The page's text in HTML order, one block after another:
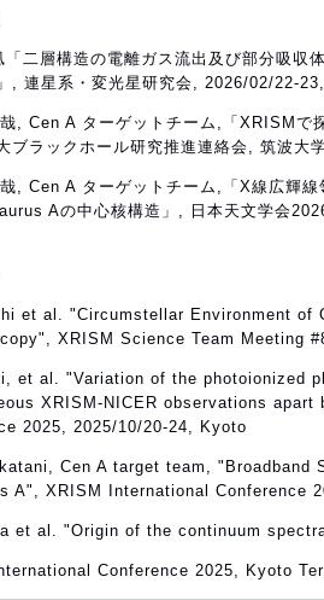
二層構造の電離ガス流出及び部分吸収
, 連星系・変光星研究会, 2026/02/22-
, Cen A ターゲットチーム,「XRISM
ブラックホール研究推進連絡会, 筑波大
, Cen A ターゲットチーム,「X線広輝
Aの中心核構造」, 日本天文学会
et al. "Circumstellar Environment of
XRISM Science Team Meeting
et al. "Variation of the photoionized
XRISM-NICER observations
2025, 2025/10/20-24, Kyoto
Cen A target team,
A", XRISM International Conference
et al. "Origin of the continuum
Conference 2025, Kyoto